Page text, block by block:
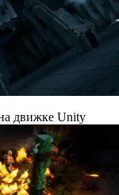
движке Unity